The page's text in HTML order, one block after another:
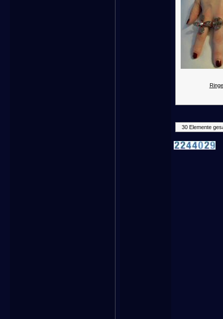
30 Elemente